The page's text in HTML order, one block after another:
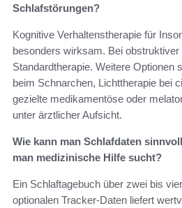
Schlafstörungen?
Kognitive Verhaltenstherapie für
besonders wirksam. Bei
Standardtherapie. Weitere Optionen
beim Schnarchen, Lichttherapie bei
gezielte medikamentöse oder
unter ärztlicher Aufsicht.
Wie kann man Schlafdaten
man medizinische Hilfe sucht?
Ein Schlaftagebuch über zwei bis
optionalen Tracker-Daten liefert